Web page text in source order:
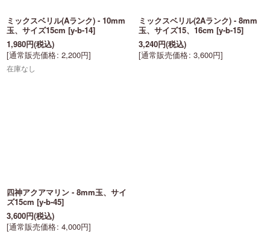
ミックスベリル(Aランク) - 10mm
玉、サイズ15cm [y-b-14]
1,980円(税込)
[通常販売価格: 2,200円]
在庫なし
ミックスベリル(2Aランク) - 8mm
玉、サイズ15、16cm [y-b-15]
3,240円(税込)
[通常販売価格: 3,600円]
四神アクアマリン - 8mm玉、サイ
ズ15cm [y-b-45]
3,600円(税込)
[通常販売価格: 4,000円]